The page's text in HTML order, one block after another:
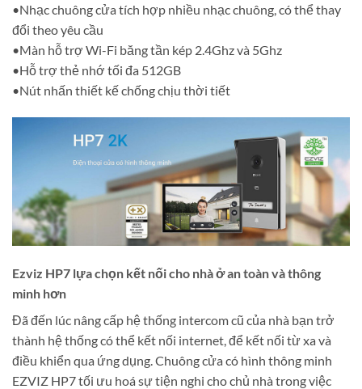
•Nhạc chuông cửa tích hợp nhiều nhạc chuông, có thể thay
đổi theo yêu cầu
•Màn hỗ trợ Wi-Fi băng tần kép 2.4Ghz và 5Ghz
•Hỗ trợ thẻ nhớ tối đa 512GB
•Nút nhấn thiết kế chống chịu thời tiết
Ezviz HP7 lựa chọn kết nối cho nhà ở an toàn và thông
minh hơn
Đã đến lúc nâng cấp hệ thống intercom cũ của nhà bạn trở
thành hệ thống có thể kết nối internet, để kết nối từ xa và
điều khiển qua ứng dụng. Chuông cửa có hình thông minh
EZVIZ HP7 tối ưu hoá sự tiện nghi cho chủ nhà trong việc